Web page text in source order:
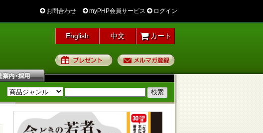
お問合わせ myPHP会員サービス ログイン
English 中文 カート
プレゼント